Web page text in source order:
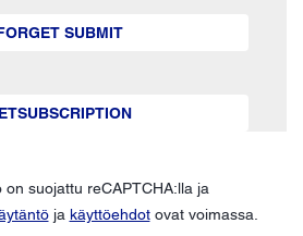
SUBMIT
on suojattu reCAPTCHA:lla ja
ja käyttöehdotovat voimassa.